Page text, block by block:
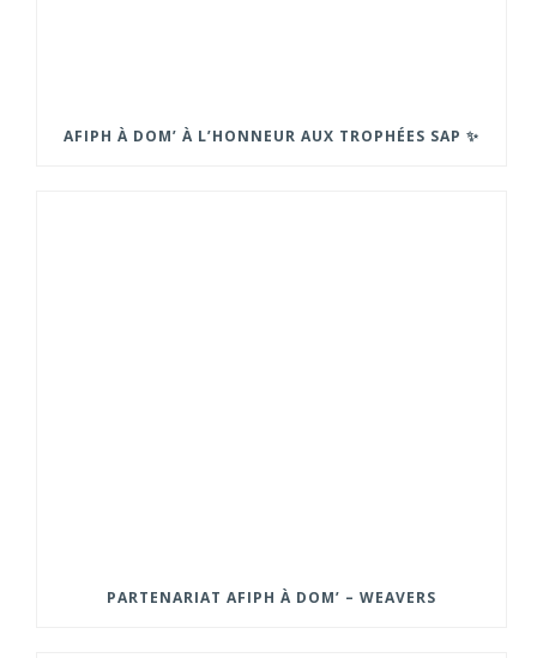
AFIPH À DOM’ À L’HONNEUR AUX TROPHÉES SAP ✨
PARTENARIAT AFIPH À DOM’ – WEAVERS